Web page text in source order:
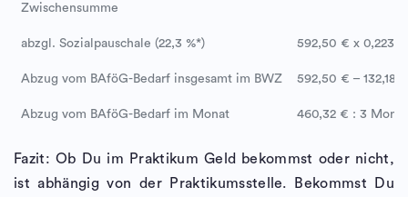
Zwischensumme
abzgl. Sozialpauschale (22,3 %*) 592,50 € x 0,223
Abzug vom BAföG-Bedarf insgesamt im BWZ 592,50 € – 132,18 €
Abzug vom BAföG-Bedarf im Monat 460,32 € : 3
Fazit: Ob Du im Praktikum Geld bekommst oder nicht,
ist abhängig von der Praktikumsstelle. Bekommst Du